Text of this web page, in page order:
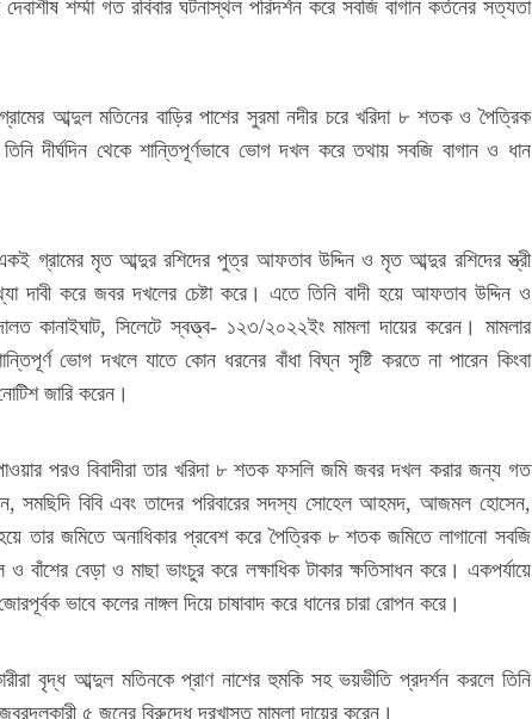
শর্ম্মা গত রবিবার ঘটনাস্থল পরিদর্শন করে সবজি বাগান কর্তনের সত্যতা
আব্দুল মতিনের বাড়ির পাশের সুরমা নদীর চরে খরিদা ৮ শতক ও পৈত্রিক
থেকে শান্তিপূর্ণভাবে ভোগ দখল করে তথায় সবজি বাগান ও ধান
গ্রামের মৃত আব্দুর রশিদের পুত্র আফতাব উদ্দিন ও মৃত আব্দুর রশিদের স্ত্রী
দাবী করে জবর দখলের চেষ্টা করে। এতে তিনি বাদী হয়ে আফতাব উদ্দিন ও
কানাইঘাট, সিলেটে স্বত্ত্ব- ১২৩/২০২২ইং মামলা দায়ের করেন। মামলার
ভোগ দখলে যাতে কোন ধরনের বাঁধা বিঘ্ন সৃষ্টি করতে না পারেন কিংবা
জারি করেন।
পরও বিবাদীরা তার খরিদা ৮ শতক ফসলি জমি জবর দখল করার জন্য গত
সমছিদি বিবি এবং তাদের পরিবারের সদস্য সোহেল আহমদ, আজমল হোসেন,
তার জমিতে অনাধিকার প্রবেশ করে পৈত্রিক ৮ শতক জমিতে লাগানো সবজি
বাঁশের বেড়া ও মাছা ভাংচুর করে লক্ষাধিক টাকার ক্ষতিসাধন করে। একপর্যায়ে
ভাবে কলের নাঙ্গল দিয়ে চাষাবাদ করে ধানের চারা রোপন করে।
বৃদ্ধ আব্দুল মতিনকে প্রাণ নাশের হুমকি সহ ভয়ভীতি প্রদর্শন করলে তিনি
৫ জনের বিরুদ্ধে দরখাস্ত মামলা দায়ের করেন।